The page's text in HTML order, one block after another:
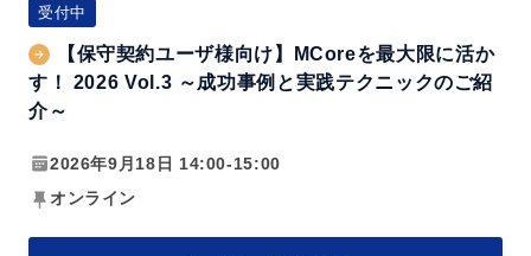
け】
M
C
r
e
受付中
【保守契約ユーザ様向け】MCoreを最大限に活か
す！ 2026 Vol.3 ～成功事例と実践テクニックのご紹
介～
2026年9月18日 14:00-15:00
オンライン